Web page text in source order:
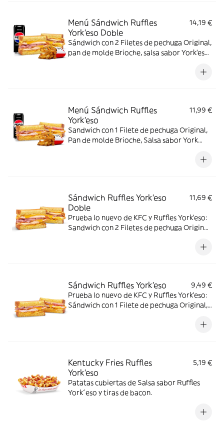
Menú Sándwich Ruffles
York'eso Doble
14,19 €
Sándwich con 2 Filetes de pechuga Original,
pan de molde Brioche, salsa sabor York'eso,
Menú Sándwich Ruffles
York'eso
11,99 €
Sandwich con 1 Filete de pechuga Original,
Pan de molde Brioche, Salsa sabor York
Sándwich Ruffles York'eso
Doble
11,69 €
Prueba lo nuevo de KFC y Ruffles York'eso:
Sandwich con 2 Filetes de pechuga Original,
´eso, Patatas Ruffles York´eso, jamón york y
Sándwich Ruffles York'eso
9,49 €
Prueba lo nuevo de KFC y Ruffles York'eso:
Sándwich con 1 Filete de pechuga Original,
´eso, Patatas Ruffles York´eso, jamón York y
Kentucky Fries Ruffles
York'eso
5,19 €
Patatas cubiertas de Salsa sabor Ruffles
York´eso y tiras de bacon.